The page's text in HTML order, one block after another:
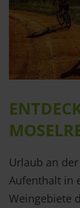
Urlaub an
Aufenthalt in
Weingebiete